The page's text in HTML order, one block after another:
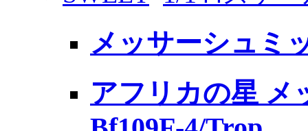
メッサーシュミ
アフリカの星 メ